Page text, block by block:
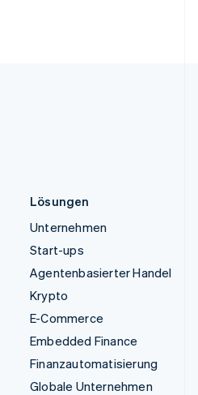
Lösungen
Unternehmen
Start-ups
Agentenbasierter Handel
Krypto
E-Commerce
Embedded Finance
Finanzautomatisierung
Globale Unternehmen